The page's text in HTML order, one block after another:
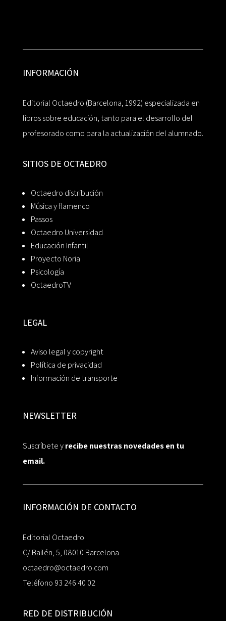
INFORMACIÓN
Editorial Octaedro (Barcelona, 1992) especializada en
libros sobre educación, tanto para el desarrollo del
profesorado como para la actualización del alumnado.
SITIOS DE OCTAEDRO
Octaedro distribución
Música y flamenco
Passos
Octaedro Universidad
Educación Infantil
Proyecto Noria
Psicología
OctaedroTV
LEGAL
Aviso legal y copyright
Política de privacidad
Información de transporte
NEWSLETTER
Suscríbete yrecibe nuestras novedades en tu
email.
INFORMACIÓN DE CONTACTO
Editorial Octaedro
C/ Bailén, 5, 08010 Barcelona
octaedro@octaedro.com
Teléfono 93 246 40 02
RED DE DISTRIBUCIÓN